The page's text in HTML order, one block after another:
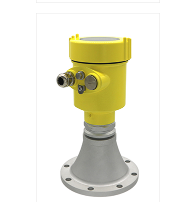
强，尤其是在对光不
超声波测量物位就是
征。在超声波检测技
术中，不管哪种超声
波仪器，都必须把电
能转换超声波发射出
去，再接收回来变换
成电信号，完成这项
功能的装置被称为超
声波换能器，也称探
换能器置于被测物上
方，向下发射超声
波，超声波穿过空气
介质，在遇到被测物
表面时被反射回来，
又被换能器所接收并
转换为电信号，电子
检测部分检测到这一
信号后将其变成物位
信号进行显示并输
出。雷达物位计与超